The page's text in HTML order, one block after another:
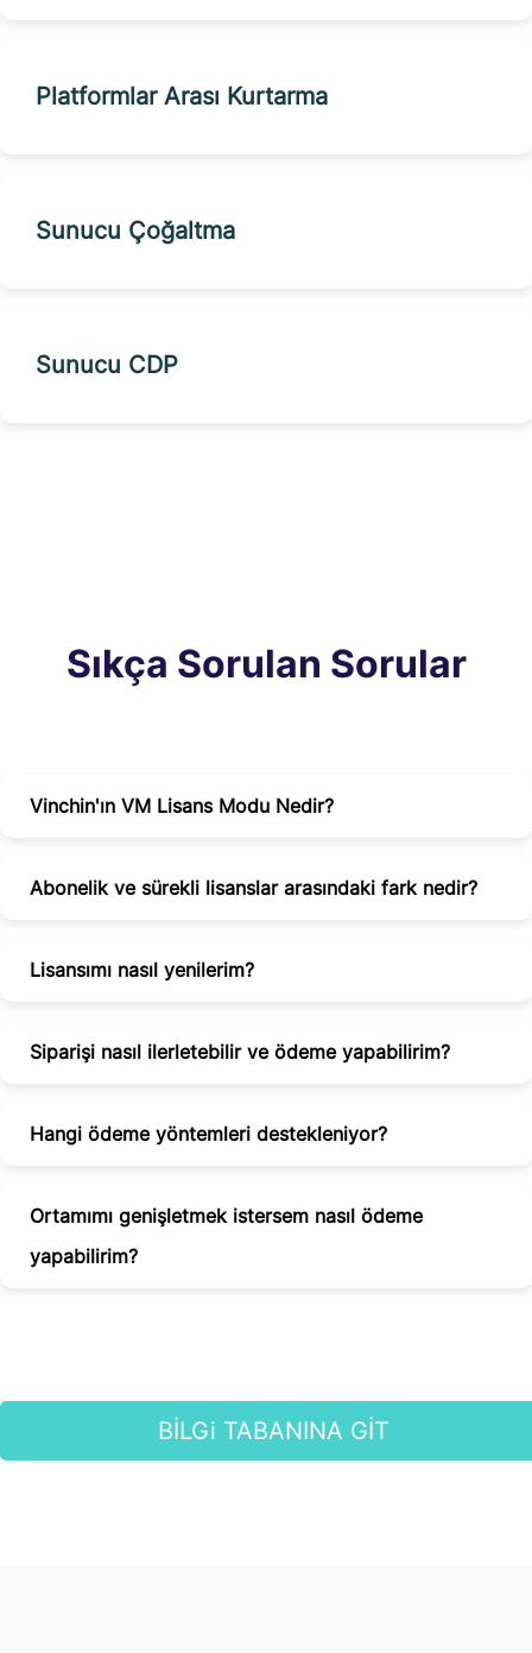
Platformlar Arası Kurtarma
Sunucu Çoğaltma
Sunucu CDP
Sıkça Sorulan Sorular
Vinchin'ın VM Lisans Modu Nedir?
Abonelik ve sürekli lisanslar arasındaki fark nedir?
Lisansımı nasıl yenilerim?
Siparişi nasıl ilerletebilir ve ödeme yapabilirim?
Hangi ödeme yöntemleri destekleniyor?
Ortamımı genişletmek istersem nasıl ödeme
yapabilirim?
BİLGi TABANINA GİT